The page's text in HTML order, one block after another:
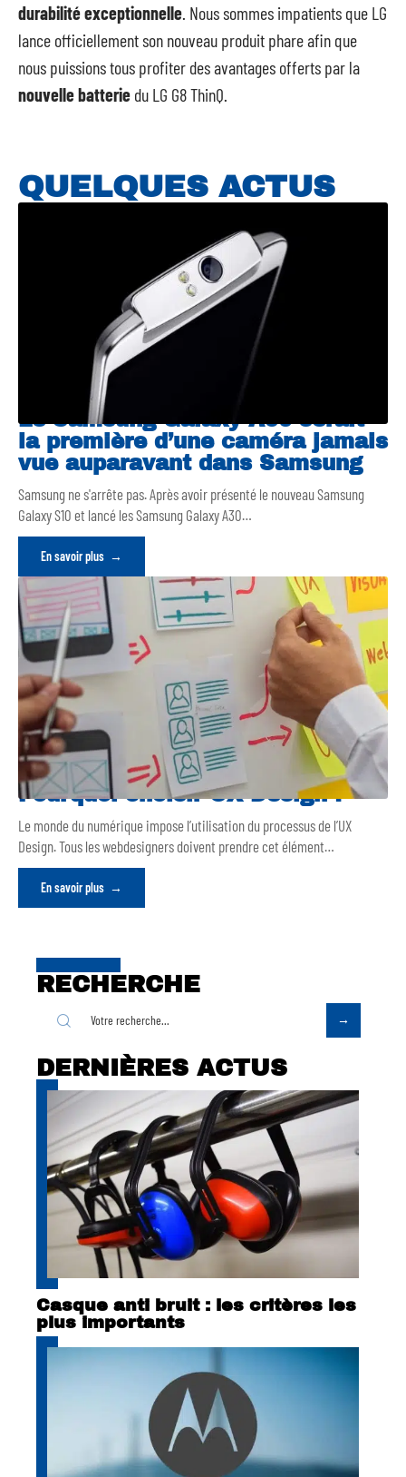
durabilité exceptionnelle . Nous sommes impatients que LG
lance officiellement son nouveau produit phare afin que
nous puissions tous profiter des avantages offerts par la
nouvelle batterie du LG G8 ThinQ.
QUELQUES ACTUS
Le Samsung Galaxy A90 serait
la première d’une caméra jamais
vue auparavant dans Samsung
Samsung ne s'arrête pas. Après avoir présenté le nouveau Samsung
Galaxy S10 et lancé les Samsung Galaxy A30…
En savoir plus
Pourquoi choisir UX Design ?
Le monde du numérique impose l’utilisation du processus de l’UX
Design. Tous les webdesigners doivent prendre cet élément…
En savoir plus
RECHERCHE
DERNIÈRES ACTUS
Casque anti bruit : les critères les
plus importants